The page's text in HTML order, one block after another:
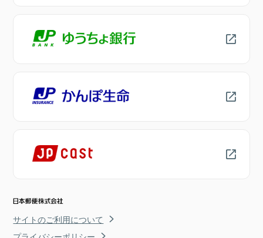
サイトのご利用について